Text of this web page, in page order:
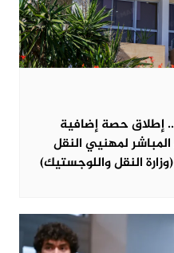
إطلاق حصة إضافية
لمهنيي النقل
النقل واللوجستيك)